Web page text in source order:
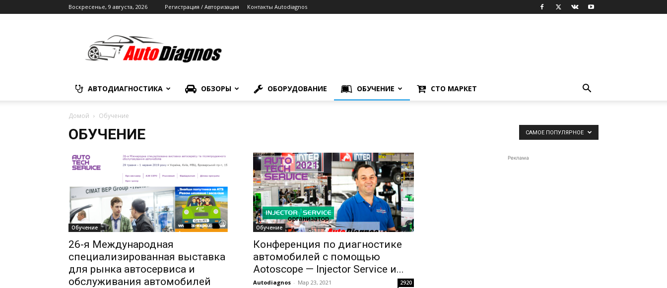
Воскресенье, 9 августа, 2026 Регистрация / Авторизация Контакты Autodiagnos
АВТОДИАГНОСТИКА ОБЗОРЫ ОБОРУДОВАНИЕ ОБУЧЕНИЕ СТО МАРКЕТ
Домой Обучение
ОБУЧЕНИЕ САМОЕ ПОПУЛЯРНОЕ
Обучение
26-я Международная
специализированная выставка
для рынка автосервиса и
обслуживания автомобилей
Обучение
Конференция по диагностике
автомобилей с помощью
Aotoscope — Injector Service и...
Autodiagnos - Мар 23, 2021 2920
Реклама